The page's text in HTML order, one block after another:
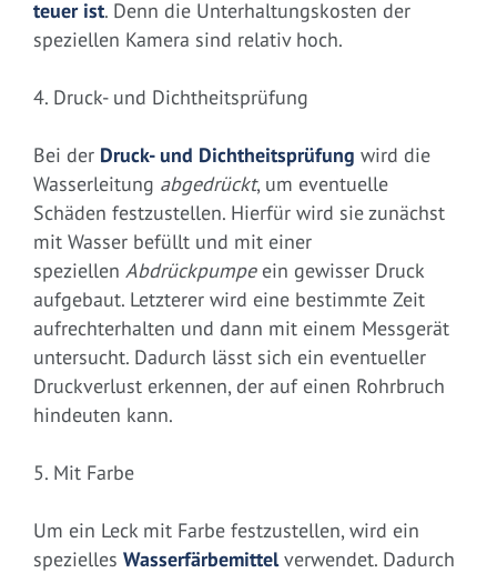
teuer ist. Denn die Unterhaltungskosten der
speziellen Kamera sind relativ hoch.
4. Druck- und Dichtheitsprüfung
Bei der Druck- und Dichtheitsprüfung wird die
Wasserleitung abgedrückt, um eventuelle
Schäden festzustellen. Hierfür wird sie zunächst
mit Wasser befüllt und mit einer
speziellen Abdrückpumpeein gewisser Druck
aufgebaut. Letzterer wird eine bestimmte Zeit
aufrechterhalten und dann mit einem Messgerät
untersucht. Dadurch lässt sich ein eventueller
Druckverlust erkennen, der auf einen Rohrbruch
hindeuten kann.
5. Mit Farbe
Um ein Leck mit Farbe festzustellen, wird ein
spezielles Wasserfärbemittelverwendet. Dadurch